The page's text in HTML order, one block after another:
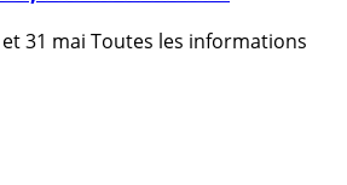
31 mai Toutes les informations